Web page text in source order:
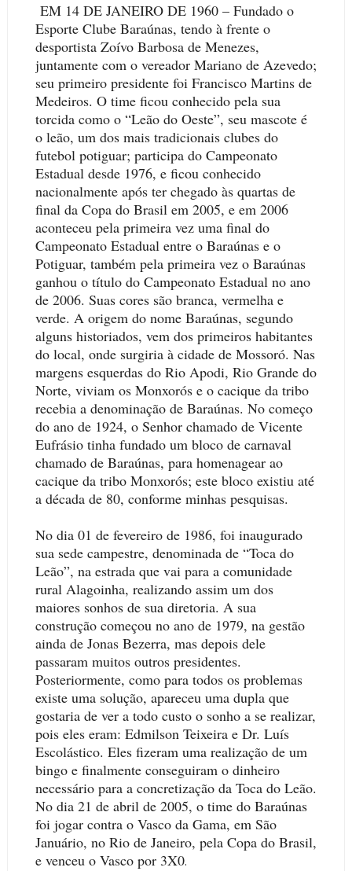
EM 14 DE JANEIRO DE 1960 – Fundado o
Esporte Clube Baraúnas, tendo à frente o
desportista Zoívo Barbosa de Menezes,
juntamente com o vereador Mariano de Azevedo;
seu primeiro presidente foi Francisco Martins de
Medeiros. O time ficou conhecido pela sua
torcida como o “Leão do Oeste”, seu mascote é
o leão, um dos mais tradicionais clubes do
futebol potiguar; participa do Campeonato
Estadual desde 1976, e ficou conhecido
nacionalmente após ter chegado às quartas de
final da Copa do Brasil em 2005, e em 2006
aconteceu pela primeira vez uma final do
Campeonato Estadual entre o Baraúnas e o
Potiguar, também pela primeira vez o Baraúnas
ganhou o título do Campeonato Estadual no ano
de 2006. Suas cores são branca, vermelha e
verde. A origem do nome Baraúnas, segundo
alguns historiados, vem dos primeiros habitantes
do local, onde surgiria à cidade de Mossoró. Nas
margens esquerdas do Rio Apodi, Rio Grande do
Norte, viviam os Monxorós e o cacique da tribo
recebia a denominação de Baraúnas. No começo
do ano de 1924, o Senhor chamado de Vicente
Eufrásio tinha fundado um bloco de carnaval
chamado de Baraúnas, para homenagear ao
cacique da tribo Monxorós; este bloco existiu até
a década de 80, conforme minhas pesquisas.
No dia 01 de fevereiro de 1986, foi inaugurado
sua sede campestre, denominada de “Toca do
Leão”, na estrada que vai para a comunidade
rural Alagoinha, realizando assim um dos
maiores sonhos de sua diretoria. A sua
construção começou no ano de 1979, na gestão
ainda de Jonas Bezerra, mas depois dele
passaram muitos outros presidentes.
Posteriormente, como para todos os problemas
existe uma solução, apareceu uma dupla que
gostaria de ver a todo custo o sonho a se realizar,
pois eles eram: Edmilson Teixeira e Dr. Luís
Escolástico. Eles fizeram uma realização de um
bingo e finalmente conseguiram o dinheiro
necessário para a concretização da Toca do Leão.
No dia 21 de abril de 2005, o time do Baraúnas
foi jogar contra o Vasco da Gama, em São
Januário, no Rio de Janeiro, pela Copa do Brasil,
e venceu o Vasco por 3X0.